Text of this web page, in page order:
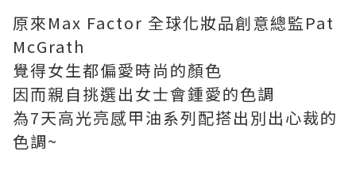
原來Max Factor 全球化妝品創意總監Pat
McGrath
覺得女生都偏愛時尚的顏色
因而親自挑選出女士會鍾愛的色調
為7天高光亮感甲油系列配搭出別出心裁的
色調~